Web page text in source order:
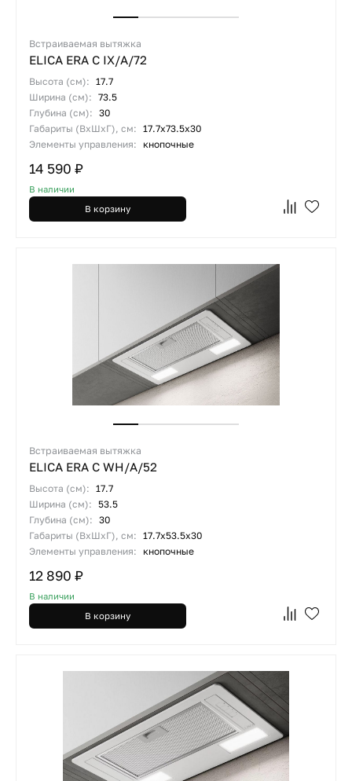
Встраиваемая вытяжка
ELICA ERA C IX/A/72
Высота (см): 17.7
Ширина (см): 73.5
Глубина (см): 30
Габариты (ВхШхГ), см: 17.7х73.5х30
Элементы управления:
кнопочные
14 590 ₽
В наличии
В корзину
Встраиваемая вытяжка
ELICA ERA C WH/A/52
Высота (см): 17.7
Ширина (см): 53.5
Глубина (см): 30
Габариты (ВхШхГ), см: 17.7х53.5х30
Элементы управления:
кнопочные
12 890 ₽
В наличии
В корзину